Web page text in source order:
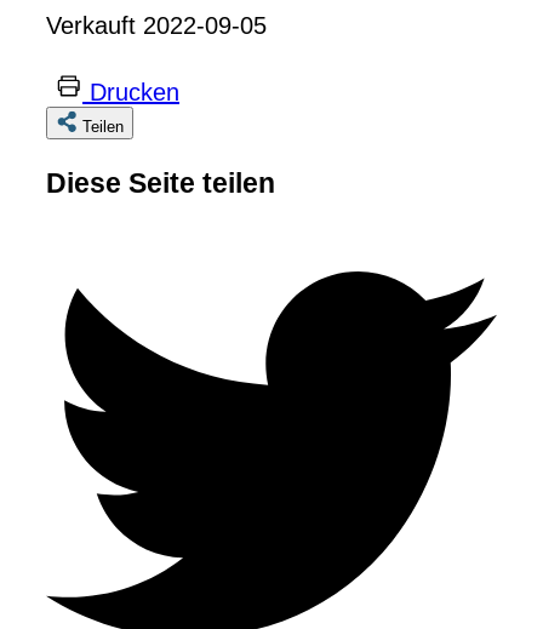
Verkauft 2022-09-05
Drucken
Teilen
Diese Seite teilen